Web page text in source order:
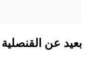
بعيد عن